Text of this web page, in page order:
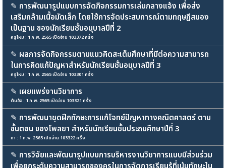
✎ การพัฒนารูปแบบการจัดกิจกรรมการเล่นกลางแจ้ง เพื่อส่ง
เสริมกล้ามเนื้อมัดเล็ก โดยใช้การจัดประสบการณ์ตามทฤษฎีสมอง
เป็นฐาน ของนักเรียนชั้นอนุบาลปีที่ 2
ครูไหม : 1 ก.พ. 2565 เปิดอ่าน 103372 ครั้ง
✎ ผลการจัดกิจกรรมตามแนวคิดสะเต็มศึกษาที่มีต่อความสามารถ
ในการคิดแก้ปัญหาสำหรับนักเรียนชั้นอนุบาลปีที่ 3
ครูไหม : 1 ก.พ. 2565 เปิดอ่าน 103301 ครั้ง
✎ เผยแพร่งานวิชาการ
ต้นอ้อ : 1 ก.พ. 2565 เปิดอ่าน 103321 ครั้ง
✎ การพัฒนาชุดฝึกทักษะการแก้โจทย์ปัญหาทางคณิตศาสตร์ ตาม
ขั้นตอน ของโพลยา สำหรับนักเรียนชั้นประถมศึกษาปีที่ 3
ดา : 1 ก.พ. 2565 เปิดอ่าน 103322 ครั้ง
✎ การวิจัยและพัฒนารูปแบบการบริหารงานวิชาการแบบมีส่วนร่วม